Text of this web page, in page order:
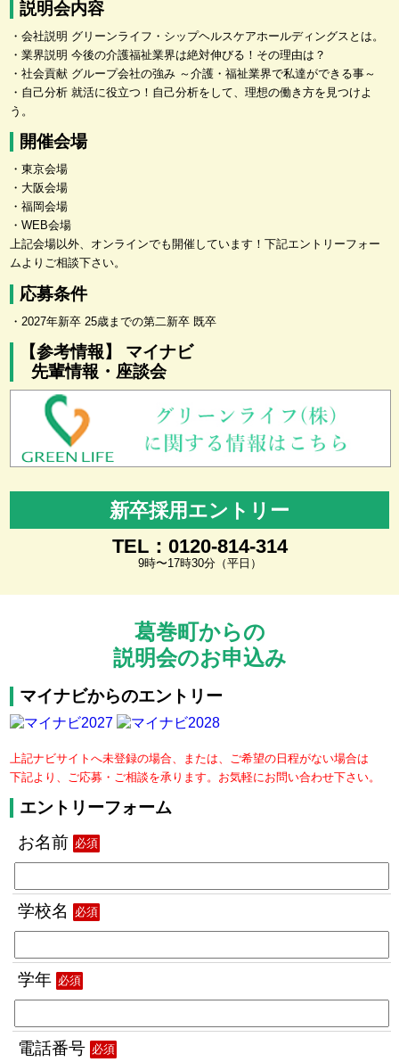
説明会内容
・会社説明 グリーンライフ・シップヘルスケアホールディングスとは。
・業界説明 今後の介護福祉業界は絶対伸びる！その理由は？
・社会貢献 グループ会社の強み ～介護・福祉業界で私達ができる事～
・自己分析 就活に役立つ！自己分析をして、理想の働き方を見つけよ
う。
開催会場
・東京会場
・大阪会場
・福岡会場
・WEB会場
上記会場以外、オンラインでも開催しています！下記エントリーフォー
ムよりご相談下さい。
応募条件
・2027年新卒 25歳までの第二新卒 既卒
【参考情報】 マイナビ
先輩情報・座談会
新卒採用エントリー
TEL：0120-814-314
9時〜17時30分（平日）
葛巻町からの
説明会のお申込み
マイナビからのエントリー
上記ナビサイトへ未登録の場合、または、ご希望の日程がない場合は
下記より、ご応募・ご相談を承ります。お気軽にお問い合わせ下さい。
エントリーフォーム
お名前 必須
学校名 必須
学年 必須
電話番号 必須